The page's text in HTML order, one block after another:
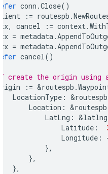
defer conn .Close()
client
:= routespb .
ctx, cancel := context.
ctx = metadata.
ctx = metadata.
defer cancel()
// create the origin using
origin
:= &routespb .
LocationType : &routespb
Location : &routespb
LatLng : &latlng
Latitude :
Longitude :
},
},
},